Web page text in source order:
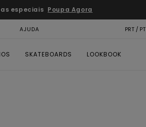
especiais Poupa Agora
AJUDA PRT / PT
SKATEBOARDS LOOKBOOK